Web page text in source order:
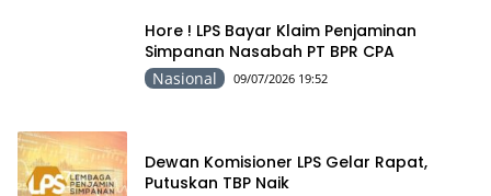
Hore ! LPS Bayar Klaim Penjaminan
Simpanan Nasabah PT BPR CPA
Nasional 09/07/2026 19:52
Dewan Komisioner LPS Gelar Rapat,
Putuskan TBP Naik